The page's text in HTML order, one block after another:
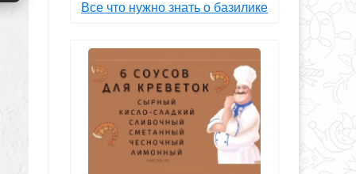
Все что нужно знать о базилике